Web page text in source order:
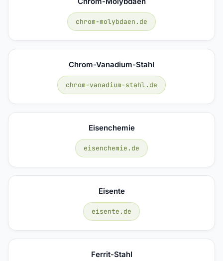
chrom-molybdaen.de
Chrom-Vanadium-Stahl
chrom-vanadium-stahl.de
Eisenchemie
eisenchemie.de
Eisente
eisente.de
Ferrit-Stahl